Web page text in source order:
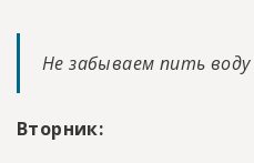
Не забываем пить
Вторник: